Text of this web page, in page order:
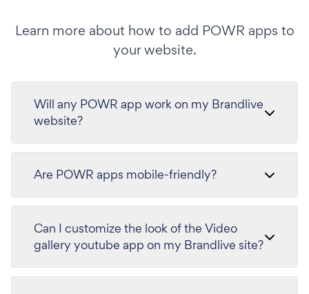
Learn more about how to add POWR apps to
your website.
Will any POWR app work on my Brandlive
website?
Are POWR apps mobile-friendly?
Can I customize the look of the Video
gallery youtube app on my Brandlive site?